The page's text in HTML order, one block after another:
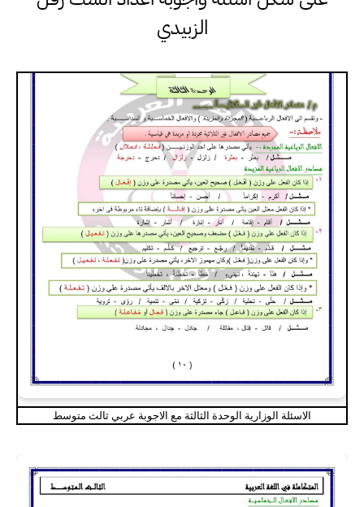
الزبيدي
الاسئلة الوزارية الوحدة الثالثة مع الاجوبة عربي ثالث متوسط